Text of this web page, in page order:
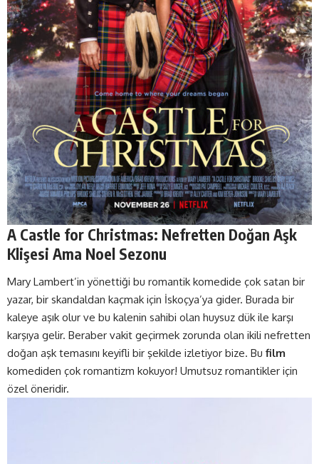
A Castle for Christmas: Nefretten Doğan Aşk
Klişesi Ama Noel Sezonu
Mary Lambert’in yönettiği bu romantik komedide çok satan bir
yazar, bir skandaldan kaçmak için İskoçya’ya gider. Burada bir
kaleye aşık olur ve bu kalenin sahibi olan huysuz dük ile karşı
karşıya gelir. Beraber vakit geçirmek zorunda olan ikili nefretten
doğan aşk temasını keyifli bir şekilde izletiyor bize. Bu film
komediden çok romantizm kokuyor! Umutsuz romantikler için
özel öneridir.